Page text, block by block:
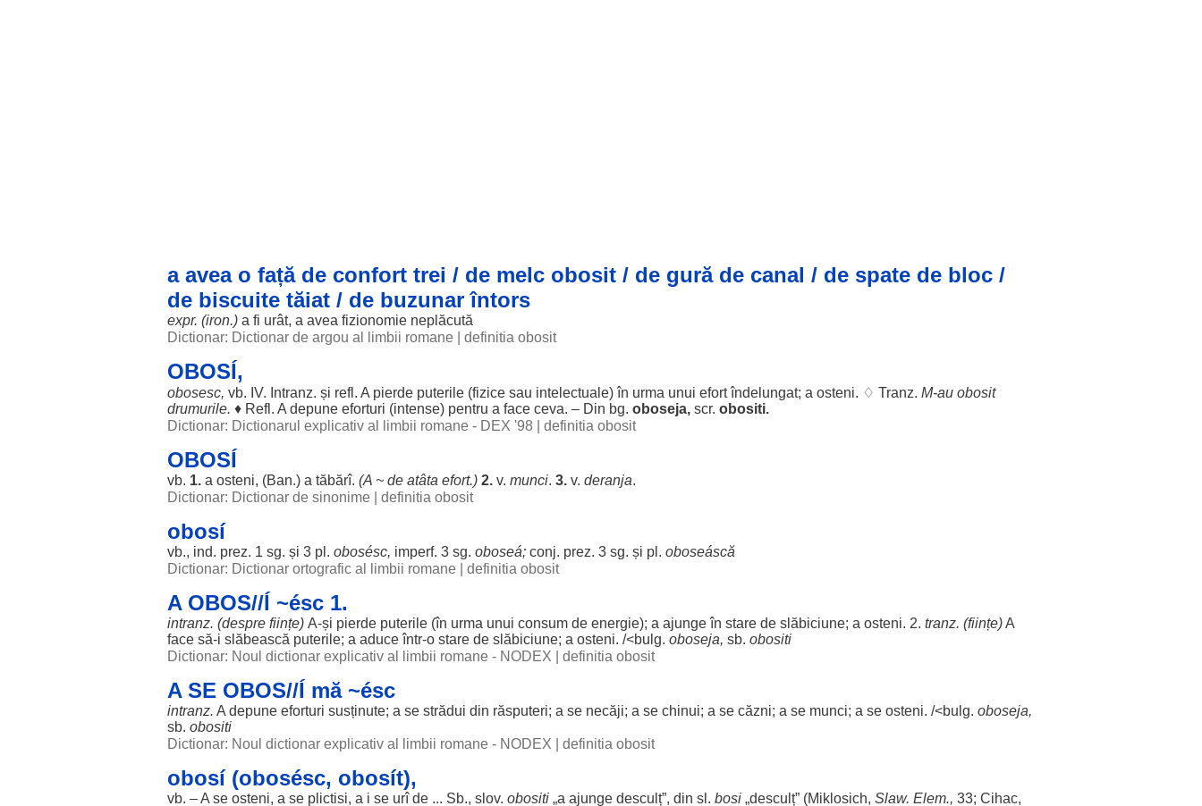
a avea o față de confort trei / de melc obosit / de gură de canal / de spate de bloc /
de biscuite tăiat / de buzunar întors
expr. (iron.) a fi urât, a avea fizionomie neplăcută
Dictionar: Dictionar de argou al limbii romane
definitia obosit
OBOSÍ,
obosesc, vb. IV. Intranz. și refl. A pierde puterile (fizice sau intelectuale) în urma unui efort îndelungat; a osteni. ♢ Tranz. M-au obosit
drumurile. ♦ Refl. A depune eforturi (intense) pentru a face ceva. – Din bg. oboseja, scr. obositi.
Dictionar: Dictionarul explicativ al limbii romane - DEX '98
definitia obosit
OBOSÍ
vb. 1. a osteni, (Ban.) a tăbărî. (A ~ de atâta efort.) 2. v. munci. 3. v. deranja.
Dictionar: Dictionar de sinonime
definitia obosit
obosí
vb., ind. prez. 1 sg. și 3 pl. obosésc, imperf. 3 sg. oboseá; conj. prez. 3 sg. și pl. oboseáscă
Dictionar: Dictionar ortografic al limbii romane
definitia obosit
A OBOS//Í ~ésc 1.
intranz. (despre ființe) A-și pierde puterile (în urma unui consum de energie); a ajungeîn stare de slăbiciune; a osteni. 2. tranz. (ființe)A
face să-i slăbească puterile; a aduceîntr-o stare de slăbiciune; a osteni. /<bulg. oboseja, sb. obositi
Dictionar: Noul dictionar explicativ al limbii romane - NODEX
definitia obosit
A SE OBOS//Í mă ~ésc
intranz. A depune eforturi susținute; a se strădui din răsputeri; a se necăji; a se chinui; a se căzni; a se munci; a se osteni. /<bulg. oboseja,
sb. obositi
Dictionar: Noul dictionar explicativ al limbii romane - NODEX
definitia obosit
obosí (obosésc, obosít),
vb. – A se osteni, a se plictisi, a i se urîde ... Sb., slov. obositi „a ajunge desculț”, din sl. bosi „desculț” (Miklosich, Slaw. Elem., 33; Cihac,